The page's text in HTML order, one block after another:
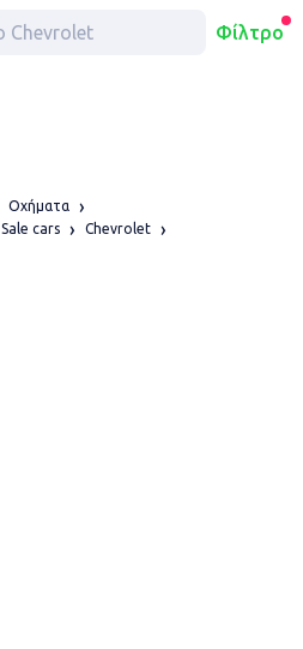
Φίλτρο
Οχήματα
Sale cars
Chevrolet